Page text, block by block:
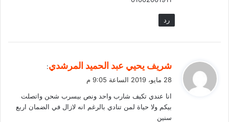
رد
ي
ل
شريف يحيي عبد الحميد المرشدي:
28 مايو، 2019 الساعة 9:05 م
انا عندي تكيف شارب واحد ونص بيسرب شحن واتصلت
بيكم ولا حياة لمن تنادي بالرغم انه لازال في الضمان اربع
سنين